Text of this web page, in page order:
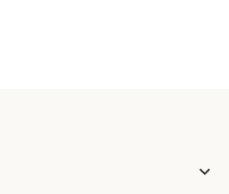
expand_more